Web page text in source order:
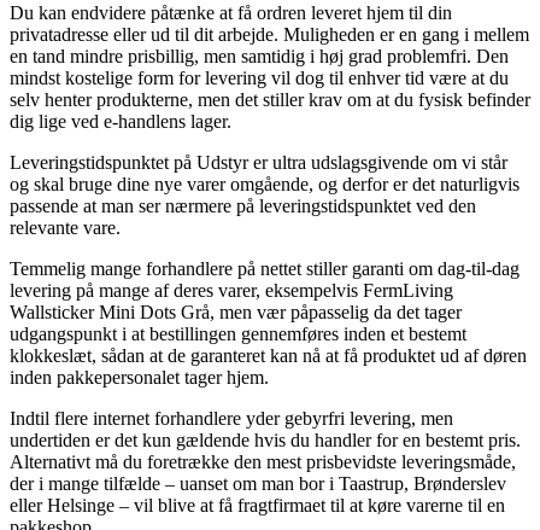
Du kan endvidere påtænke at få ordren leveret hjem til din
privatadresse eller ud til dit arbejde. Muligheden er en gang i mellem
en tand mindre prisbillig, men samtidig i høj grad problemfri. Den
mindst kostelige form for levering vil dog til enhver tid være at du
selv henter produkterne, men det stiller krav om at du fysisk befinder
dig lige ved e-handlens lager.
Leveringstidspunktet på Udstyr er ultra udslagsgivende om vi står
og skal bruge dine nye varer omgående, og derfor er det naturligvis
passende at man ser nærmere på leveringstidspunktet ved den
relevante vare.
Temmelig mange forhandlere på nettet stiller garanti om dag-til-dag
levering på mange af deres varer, eksempelvis FermLiving
Wallsticker Mini Dots Grå, men vær påpasselig da det tager
udgangspunkt i at bestillingen gennemføres inden et bestemt
klokkeslæt, sådan at de garanteret kan nå at få produktet ud af døren
inden pakkepersonalet tager hjem.
Indtil flere internet forhandlere yder gebyrfri levering, men
undertiden er det kun gældende hvis du handler for en bestemt pris.
Alternativt må du foretrække den mest prisbevidste leveringsmåde,
der i mange tilfælde – uanset om man bor i Taastrup, Brønderslev
eller Helsinge – vil blive at få fragtfirmaet til at køre varerne til en